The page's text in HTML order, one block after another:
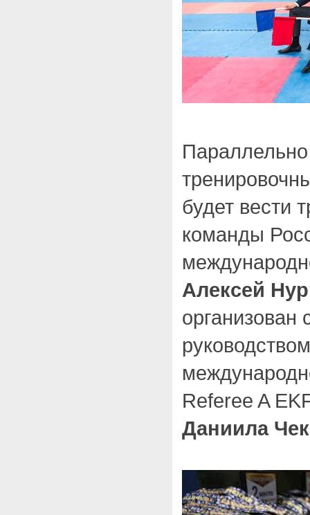
будет вести
команды
Алексей
организован
Referee A
Даниила